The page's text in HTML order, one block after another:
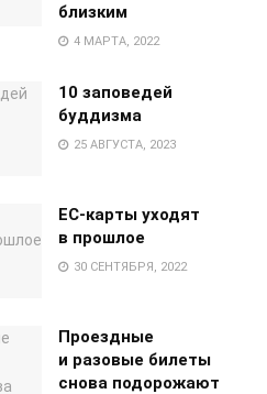
близким
4 МАРТА, 2022
10 заповедей
буддизма
25 АВГУСТА, 2023
EC-карты уходят
в прошлое
30 СЕНТЯБРЯ, 2022
Проездные
и разовые билеты
снова подорожают